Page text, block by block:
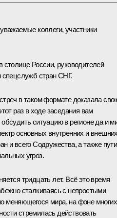
коллеги, участники
столице России, руководителей
спецслужб стран СНГ.
в таком формате доказала
раз в ходе заседания вам
ситуацию в регионе да и
основных внутренних и
и всего Содружества, а также пути
угроз.
тридцать лет. Всё это время
сталкиваясь с непростыми
меняющегося мира, на фоне многих
стремилась действовать